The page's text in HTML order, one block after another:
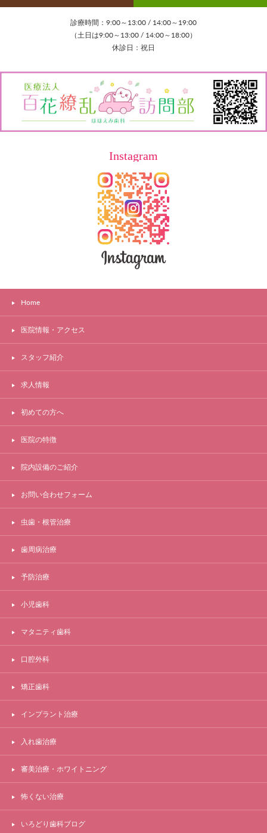
診療時間：9:00～13:00 / 14:00～19:00
（土日は9:00～13:00 / 14:00～18:00）
休診日：祝日
Instagram
Home
医院情報・アクセス
スタッフ紹介
求人情報
初めての方へ
医院の特徴
院内設備のご紹介
お問い合わせフォーム
虫歯・根管治療
歯周病治療
予防治療
小児歯科
マタニティ歯科
口腔外科
矯正歯科
インプラント治療
入れ歯治療
審美治療・ホワイトニング
怖くない治療
いろどり歯科ブログ